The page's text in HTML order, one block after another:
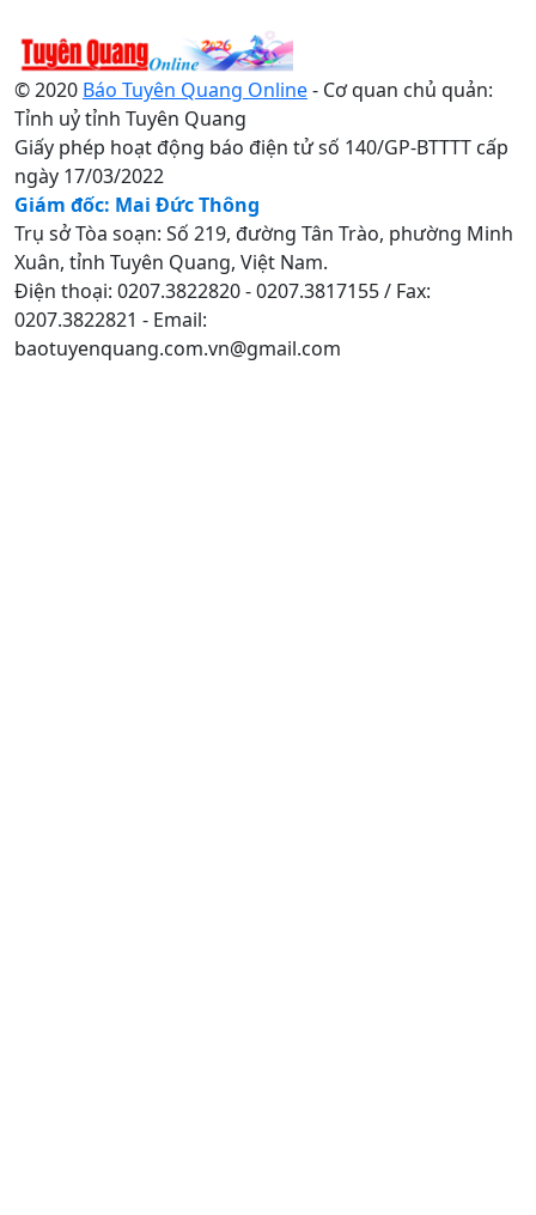
© 2020 Báo Tuyên Quang Online- Cơ quan chủ quản:
Tỉnh uỷ tỉnh Tuyên Quang
Giấy phép hoạt động báo điện tử số 140/GP-BTTTT cấp
ngày 17/03/2022
Giám đốc: Mai Đức Thông
Trụ sở Tòa soạn: Số 219, đường Tân Trào, phường Minh
Xuân, tỉnh Tuyên Quang, Việt Nam.
Điện thoại: 0207.3822820 - 0207.3817155 / Fax:
0207.3822821 - Email:
baotuyenquang.com.vn@gmail.com